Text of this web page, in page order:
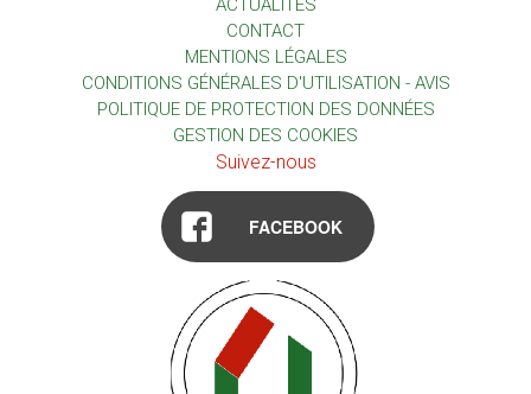
ACTUALITÉS
CONTACT
MENTIONS LÉGALES
CONDITIONS GÉNÉRALES D'UTILISATION - AVIS
POLITIQUE DE PROTECTION DES DONNÉES
GESTION DES COOKIES
Suivez-nous
FACEBOOK